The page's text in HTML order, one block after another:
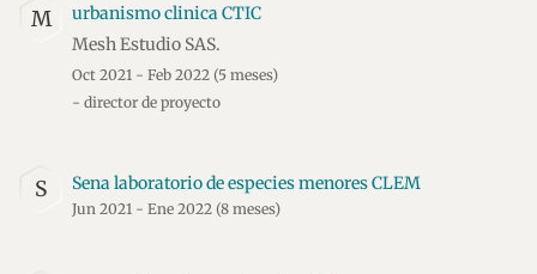
M
urbanismo clinica CTIC
Mesh Estudio SAS.
Oct 2021 - Feb 2022 (5 meses)
- director de proyecto
S Sena laboratorio de especies menores CLEM
Jun 2021 - Ene 2022 (8 meses)